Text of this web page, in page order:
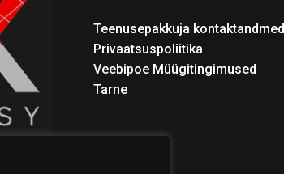
Teenusepakkuja kontaktandmed
Privaatsuspoliitika
Veebipoe Müügitingimused
Tarne